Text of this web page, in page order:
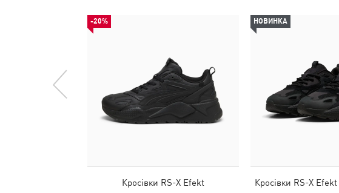
-20%
Кросівки RS-X Efekt
НОВИНКА
Кросівки RS-X